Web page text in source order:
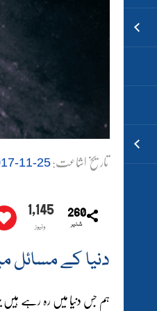
تاریخ اشاعت:25-11-2017
260
شئیر
1,145
وئیوز
دنیا کے
ہم جس دنیا میں رہ رہے ہیں